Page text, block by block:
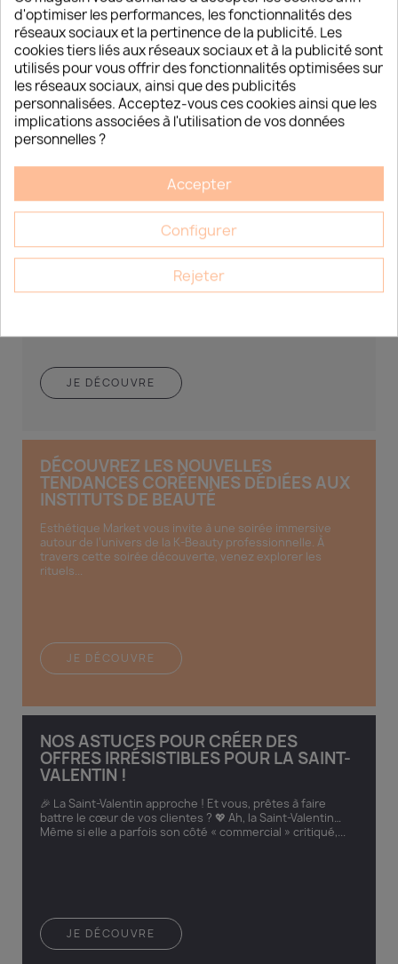
DÉCOUVREZ LES NOUVELLES
TENDANCES CORÉENNES DÉDIÉES AUX
INSTITUTS DE BEAUTÉ
Découvrez les nouvelles tendances coréennes dédiées
aux instituts de beauté Esthétique Market 15 Chemin du
JE DÉCOUVRE
DÉCOUVREZ LES NOUVELLES
TENDANCES CORÉENNES DÉDIÉES AUX
INSTITUTS DE BEAUTÉ
Esthétique Market vous invite à une soirée immersive
autour de l’univers de la K-Beauty professionnelle. À
travers cette soirée découverte, venez explorer les
rituels...
JE DÉCOUVRE
NOS ASTUCES POUR CRÉER DES
OFFRES IRRÉSISTIBLES POUR LA SAINT-
VALENTIN !
🎉 La Saint-Valentin approche ! Et vous, prêtes à faire
battre le cœur de vos clientes ? 💖 Ah, la Saint-Valentin…
Même si elle a parfois son côté « commercial » critiqué,...
JE DÉCOUVRE
d'optimiser les performances, les fonctionnalités des
réseaux sociaux et la pertinence de la publicité. Les
cookies tiers liés aux réseaux sociaux et à la publicité sont
utilisés pour vous offrir des fonctionnalités optimisées sur
les réseaux sociaux, ainsi que des publicités
personnalisées. Acceptez-vous ces cookies ainsi que les
implications associées à l'utilisation de vos données
personnelles ?
Accepter
Configurer
Rejeter